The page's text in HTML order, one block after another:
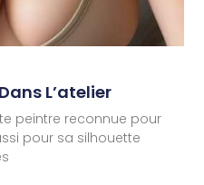
L’atelier
peintre reconnue pour
pour sa silhouette